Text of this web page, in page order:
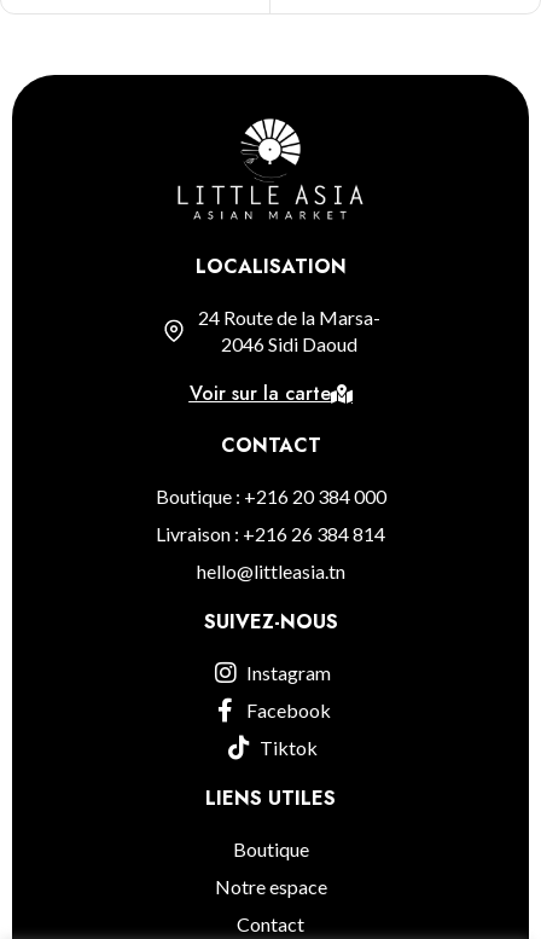
LOCALISATION
24 Route de la Marsa-
2046 Sidi Daoud
Voir sur la carte
CONTACT
Boutique : +216 20 384 000
Livraison : +216 26 384 814
hello@littleasia.tn
SUIVEZ-NOUS
Instagram
Facebook
Tiktok
LIENS UTILES
Boutique
Notre espace
Contact